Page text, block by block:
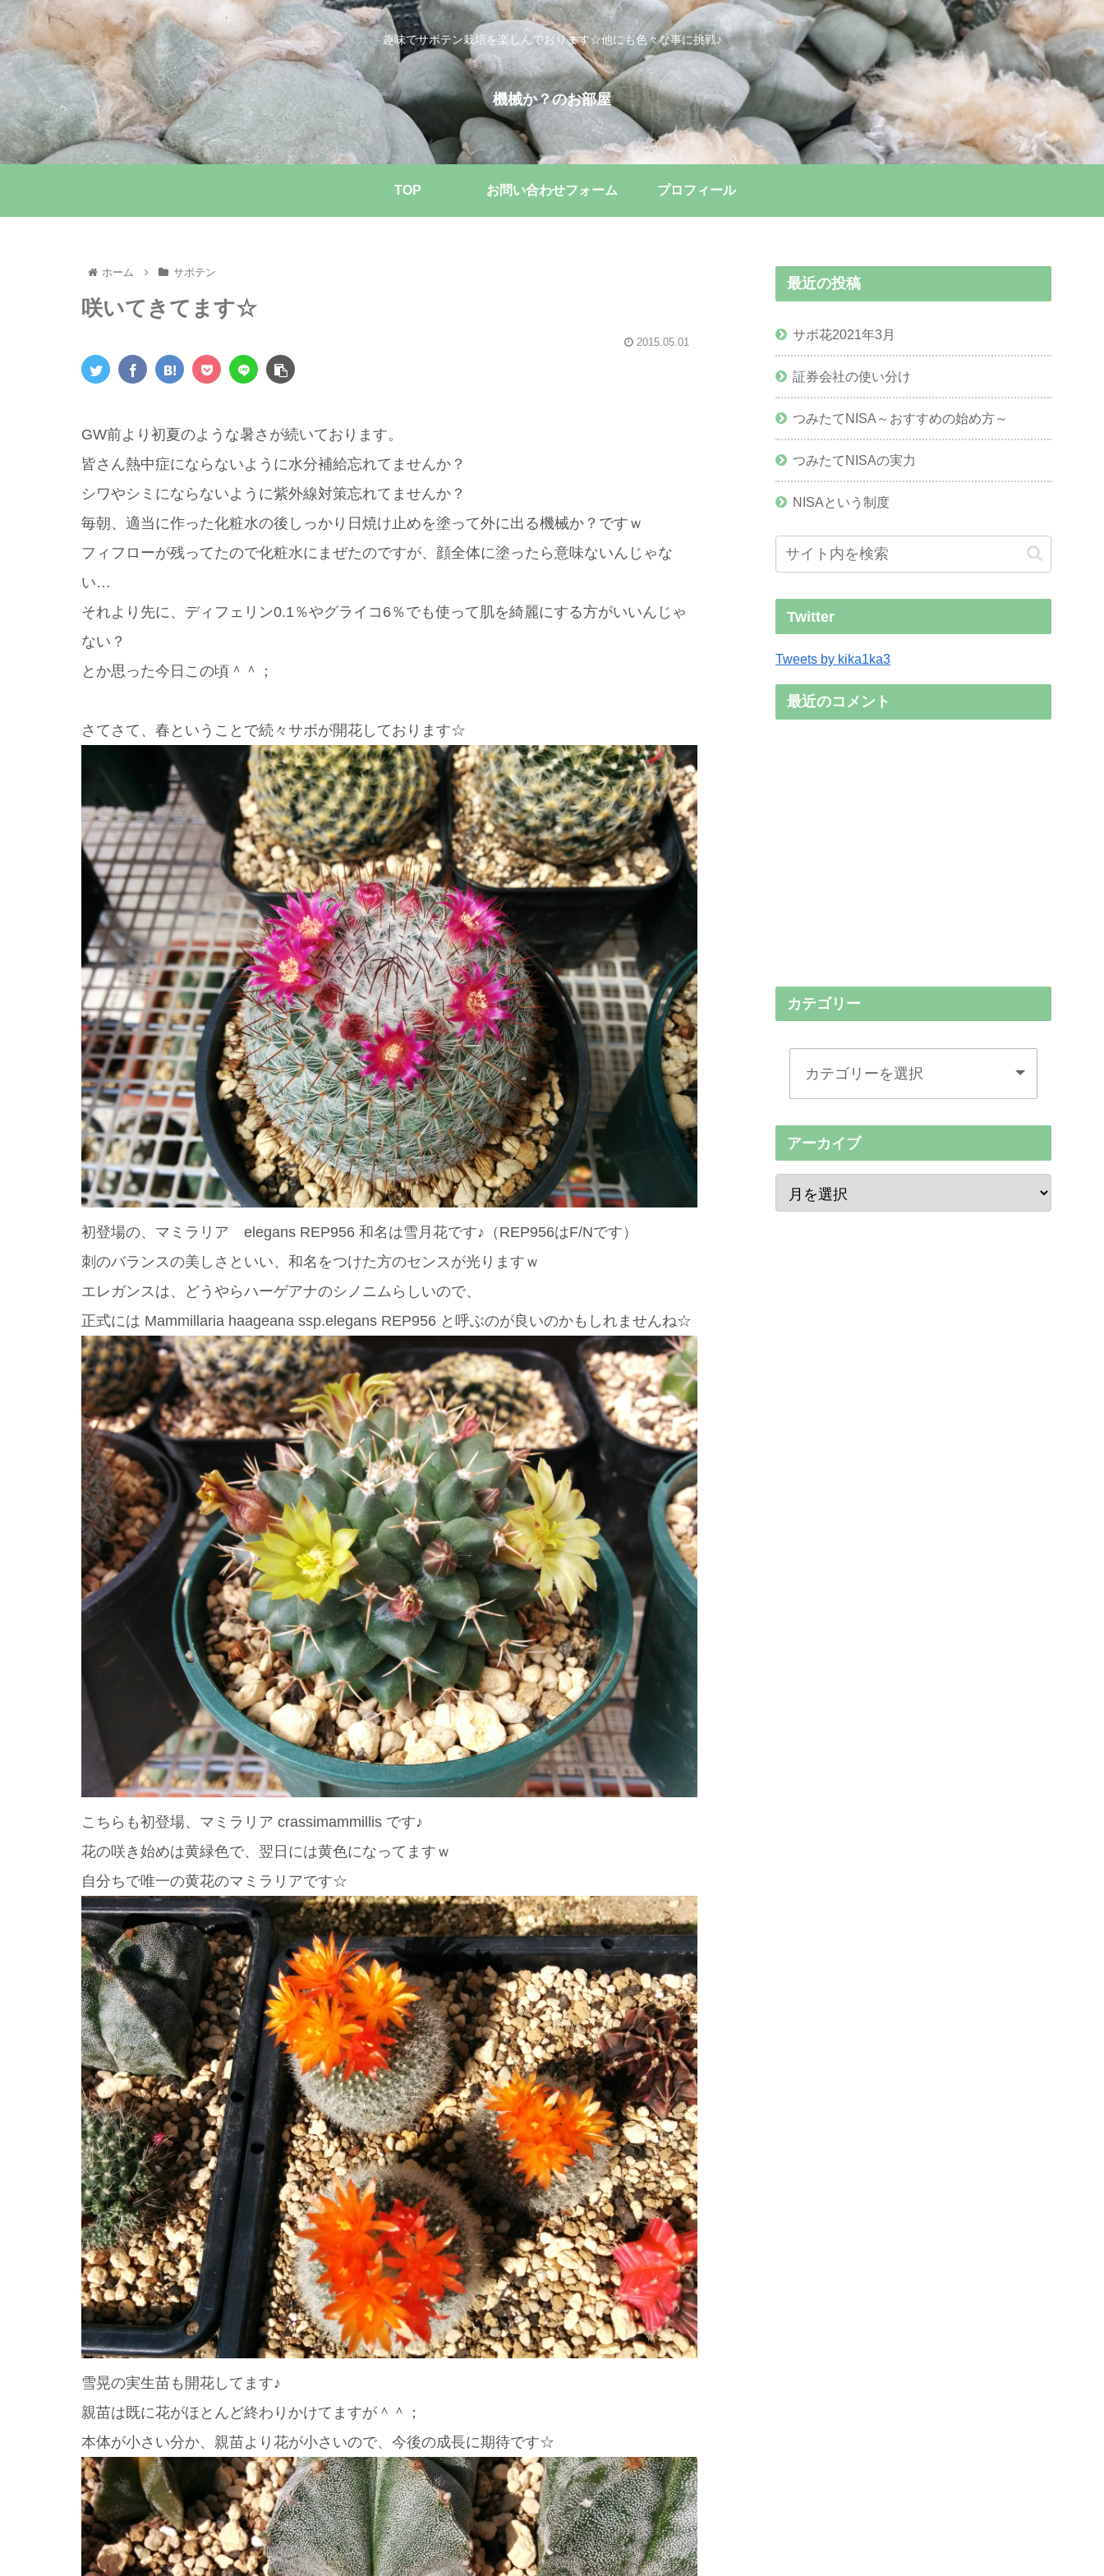
趣味でサボテン栽培を楽しんでおります☆他にも色々な事に挑戦♪
機械か？のお部屋
TOP お問い合わせフォーム プロフィール
ホーム サボテン
咲いてきてます☆
2015.05.01
GW前より初夏のような暑さが続いております。
皆さん熱中症にならないように水分補給忘れてませんか？
シワやシミにならないように紫外線対策忘れてませんか？
毎朝、適当に作った化粧水の後しっかり日焼け止めを塗って外に出る機械か？ですｗ
フィフローが残ってたので化粧水にまぜたのですが、顔全体に塗ったら意味ないんじゃな
い…
それより先に、ディフェリン0.1％やグライコ6％でも使って肌を綺麗にする方がいいんじゃ
ない？
とか思った今日この頃＾＾；
さてさて、春ということで続々サボが開花しております☆
初登場の、マミラリア elegans REP956 和名は雪月花です♪（REP956はF/Nです）
刺のバランスの美しさといい、和名をつけた方のセンスが光りますｗ
エレガンスは、どうやらハーゲアナのシノニムらしいので、
正式には Mammillaria haageana ssp.elegans REP956 と呼ぶのが良いのかもしれませんね☆
こちらも初登場、マミラリア crassimammillis です♪
花の咲き始めは黄緑色で、翌日には黄色になってますｗ
自分ちで唯一の黄花のマミラリアです☆
雪晃の実生苗も開花してます♪
親苗は既に花がほとんど終わりかけてますが＾＾；
本体が小さい分か、親苗より花が小さいので、今後の成長に期待です☆
最近の投稿
サボ花2021年3月
証券会社の使い分け
つみたてNISA～おすすめの始め方～
つみたてNISAの実力
NISAという制度
Twitter
Tweets by kika1ka3
最近のコメント
カテゴリー
アーカイブ